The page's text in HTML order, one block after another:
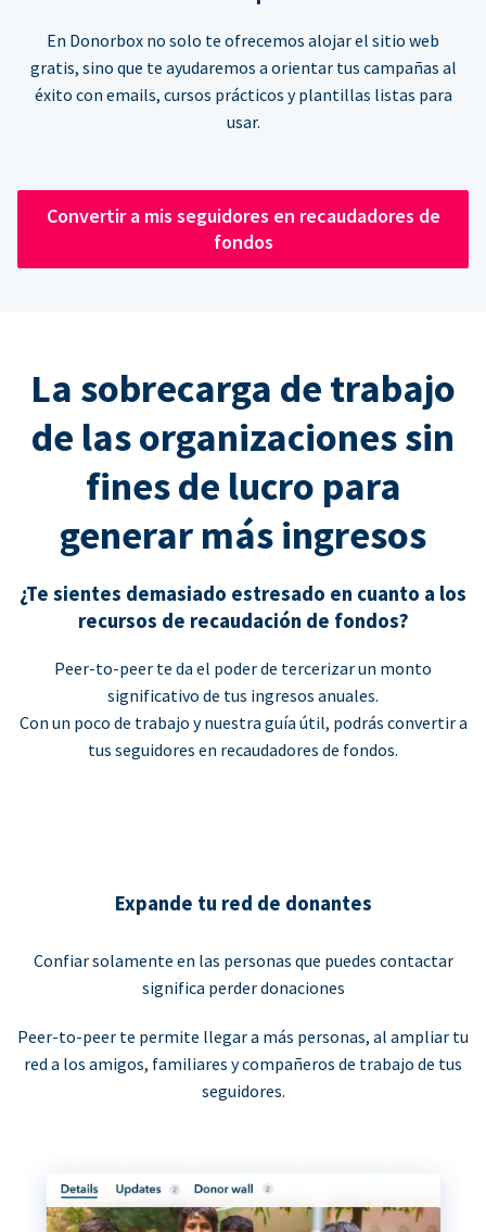
En Donorbox no solo te ofrecemos alojar el sitio web
gratis, sino que te ayudaremos a orientar tus campañas al
éxito con emails, cursos prácticos y plantillas listas para
usar.
Convertir a mis seguidores en recaudadores de
fondos
La sobrecarga de trabajo
de las organizaciones sin
fines de lucro para
generar más ingresos
¿Te sientes demasiado estresado en cuanto a los
recursos de recaudación de fondos?
Peer-to-peer te da el poder de tercerizar un monto
significativo de tus ingresos anuales.
Con un poco de trabajo y nuestra guía útil, podrás convertir a
tus seguidores en recaudadores de fondos.
Expande tu red de donantes
Confiar solamente en las personas que puedes contactar
significa perder donaciones
Peer-to-peer te permite llegar a más personas, al ampliar tu
red a los amigos, familiares y compañeros de trabajo de tus
seguidores.